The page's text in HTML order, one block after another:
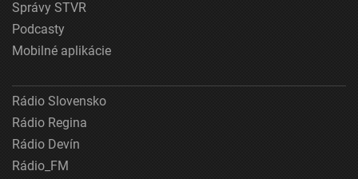
Správy STVR
Podcasty
Mobilné aplikácie
Rádio Slovensko
Rádio Regina
Rádio Devín
Rádio_FM